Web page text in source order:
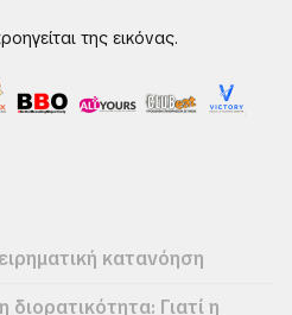
της εικόνας.
κατανόηση
Γιατί η